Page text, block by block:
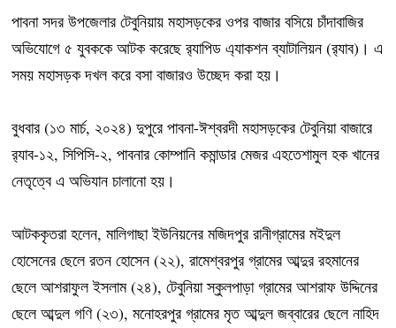
পাবনা সদর উপজেলার টেবুনিয়ায় মহাসড়কের ওপর বাজার বসিয়ে চাঁদাবাজির
অভিযোগে ৫ যুবককে আটক করেছে র‍্যাপিড এ্যাকশন ব্যাটালিয়ন (র‍‍্যাব)। এ
সময় মহাসড়ক দখল করে বসা বাজারও উচ্ছেদ করা হয়।
বুধবার (১৩ মার্চ, ২০২৪) দুপুরে পাবনা-ঈশ্বরদী মহাসড়কের টেবুনিয়া বাজারে
র‍্যাব-১২, সিপিসি-২, পাবনার কোম্পানি কমান্ডার মেজর এহতেশামুল হক খানের
নেতৃত্বে এ অভিযান চালানো হয়।
আটককৃতরা হলেন, মালিগাছা ইউনিয়নের মজিদপুর রানীগ্রামের মইদুল
হোসেনের ছেলে রতন হোসেন (২২), রামেশ্বরপুর গ্রামের আব্দুর রহমানের
ছেলে আশরাফুল ইসলাম (২৪), টেবুনিয়া স্কুলপাড়া গ্রামের আশরাফ উদ্দিনের
ছেলে আব্দুল গণি (২৩), মনোহরপুর গ্রামের মৃত আব্দুল জব্বারের ছেলে নাহিদ